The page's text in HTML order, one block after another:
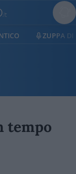
ZUPPA DI
tempo